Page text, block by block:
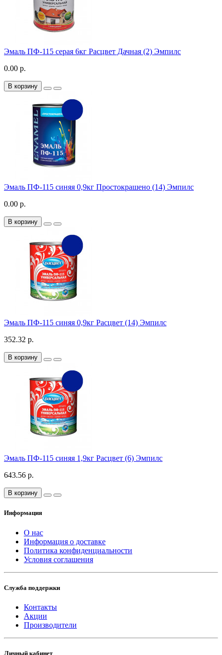
Эмаль ПФ-115 серая 6кг Расцвет Дачная (2) Эмпилс
0.00 р.
В корзину
Эмаль ПФ-115 синяя 0,9кг Простокрашено (14) Эмпилс
0.00 р.
В корзину
Эмаль ПФ-115 синяя 0,9кг Расцвет (14) Эмпилс
352.32 р.
В корзину
Эмаль ПФ-115 синяя 1,9кг Расцвет (6) Эмпилс
643.56 р.
В корзину
Информация
О нас
Информация о доставке
Политика конфиденциальности
Условия соглашения
Служба поддержки
Контакты
Акции
Производители
Личный кабинет